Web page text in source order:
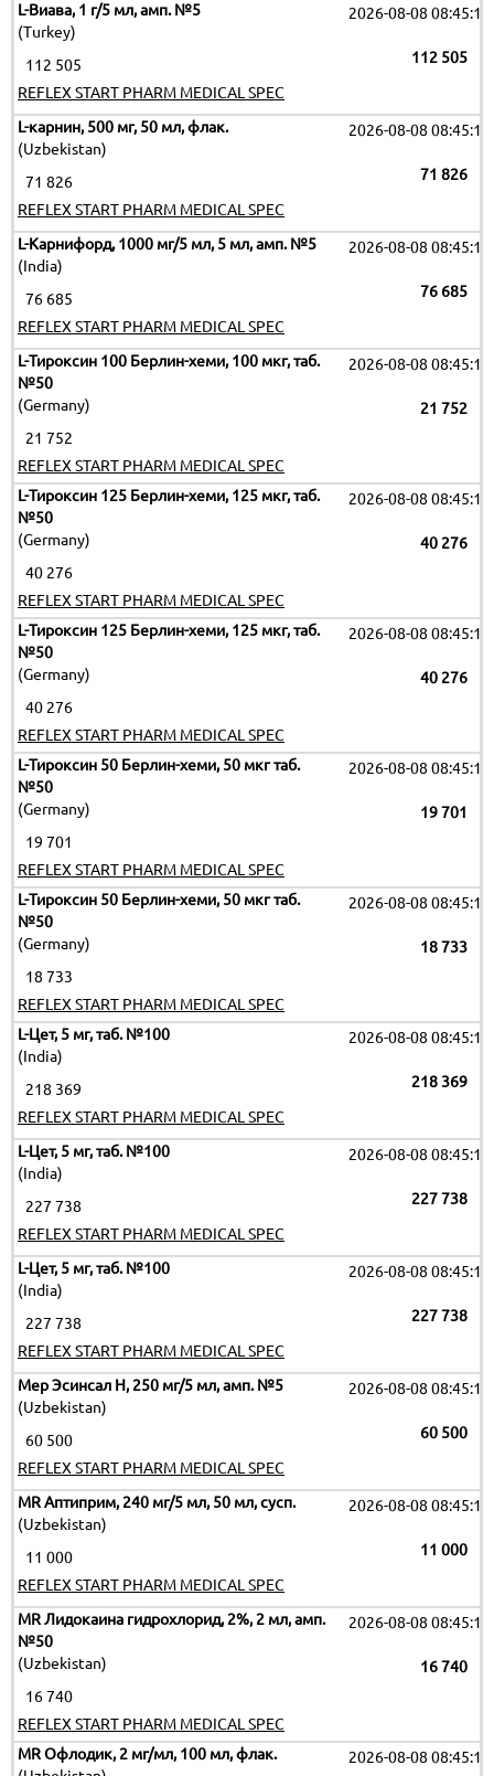
L-Виава, 1 г/5 мл, амп. №5
(Turkey)
2026-08-08 08:45:16
112 505
112 505
REFLEX START PHARM MEDICAL SPEC
L-карнин, 500 мг, 50 мл, флак.
(Uzbekistan)
2026-08-08 08:45:16
71 826
71 826
REFLEX START PHARM MEDICAL SPEC
L-Карнифорд, 1000 мг/5 мл, 5 мл, амп. №5
(India)
2026-08-08 08:45:16
76 685
76 685
REFLEX START PHARM MEDICAL SPEC
L-Тироксин 100 Берлин-хеми, 100 мкг, таб.
№50
(Germany)
2026-08-08 08:45:16
21 752
21 752
REFLEX START PHARM MEDICAL SPEC
L-Тироксин 125 Берлин-хеми, 125 мкг, таб.
№50
(Germany)
2026-08-08 08:45:16
40 276
40 276
REFLEX START PHARM MEDICAL SPEC
L-Тироксин 125 Берлин-хеми, 125 мкг, таб.
№50
(Germany)
2026-08-08 08:45:16
40 276
40 276
REFLEX START PHARM MEDICAL SPEC
L-Тироксин 50 Берлин-хеми, 50 мкг таб.
№50
(Germany)
2026-08-08 08:45:16
19 701
19 701
REFLEX START PHARM MEDICAL SPEC
L-Тироксин 50 Берлин-хеми, 50 мкг таб.
№50
(Germany)
2026-08-08 08:45:16
18 733
18 733
REFLEX START PHARM MEDICAL SPEC
L-Цет, 5 мг, таб. №100
(India)
2026-08-08 08:45:16
218 369
218 369
REFLEX START PHARM MEDICAL SPEC
L-Цет, 5 мг, таб. №100
(India)
2026-08-08 08:45:16
227 738
227 738
REFLEX START PHARM MEDICAL SPEC
L-Цет, 5 мг, таб. №100
(India)
2026-08-08 08:45:16
227 738
227 738
REFLEX START PHARM MEDICAL SPEC
Мер Эсинсал H, 250 мг/5 мл, амп. №5
(Uzbekistan)
2026-08-08 08:45:16
60 500
60 500
REFLEX START PHARM MEDICAL SPEC
MR Аптиприм, 240 мг/5 мл, 50 мл, сусп.
(Uzbekistan)
2026-08-08 08:45:16
11 000
11 000
REFLEX START PHARM MEDICAL SPEC
MR Лидокаина гидрохлорид, 2%, 2 мл, амп.
№50
(Uzbekistan)
2026-08-08 08:45:16
16 740
16 740
REFLEX START PHARM MEDICAL SPEC
MR Офлодик, 2 мг/мл, 100 мл, флак.
2026-08-08 08:45:16